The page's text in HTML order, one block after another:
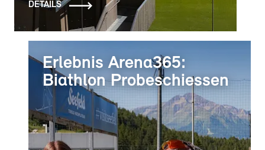
DETAILS
Erlebnis Arena365:
Biathlon Probeschiessen